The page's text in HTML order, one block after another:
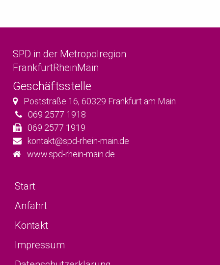
SPD in der Metropolregion
FrankfurtRheinMain
Geschäftsstelle
Poststraße 16, 60329 Frankfurt am Main
069 2577 1918
069 2577 1919
kontakt@spd-rhein-main.de
www.spd-rhein-main.de
Start
Anfahrt
Kontakt
Impressum